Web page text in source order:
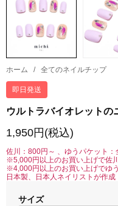
ホーム / 全てのネイルチップ
即日発送
ウルトラバイオレットの
1,950円(税込)
佐川：800円～ 、ゆうパケット：
※5,000円以上のお買い上げで佐
※4,000円以上のお買い上げでゆ
日本製、日本人ネイリストが作成
サイズ